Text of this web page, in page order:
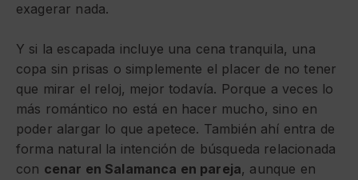
exagerar nada.
Y si la escapada incluye una cena tranquila, una
copa sin prisas o simplemente el placer de no tener
que mirar el reloj, mejor todavía. Porque a veces lo
más romántico no está en hacer mucho, sino en
poder alargar lo que apetece. También ahí entra de
forma natural la intención de búsqueda relacionada
con cenar en Salamanca en pareja, aunque en